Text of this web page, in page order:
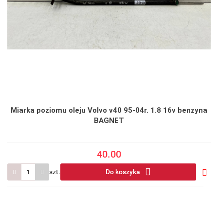
Miarka poziomu oleju Volvo v40 95-04r. 1.8 16v benzyna
BAGNET
40.00
szt. Do koszyka